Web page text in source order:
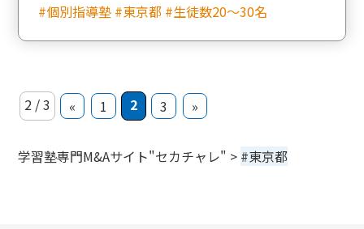
#個別指導塾 #東京都 #生徒数20〜30名
2 / 3 « 1 2 3 »
学習塾専門M&Aサイト"セカチャレ" > #東京都